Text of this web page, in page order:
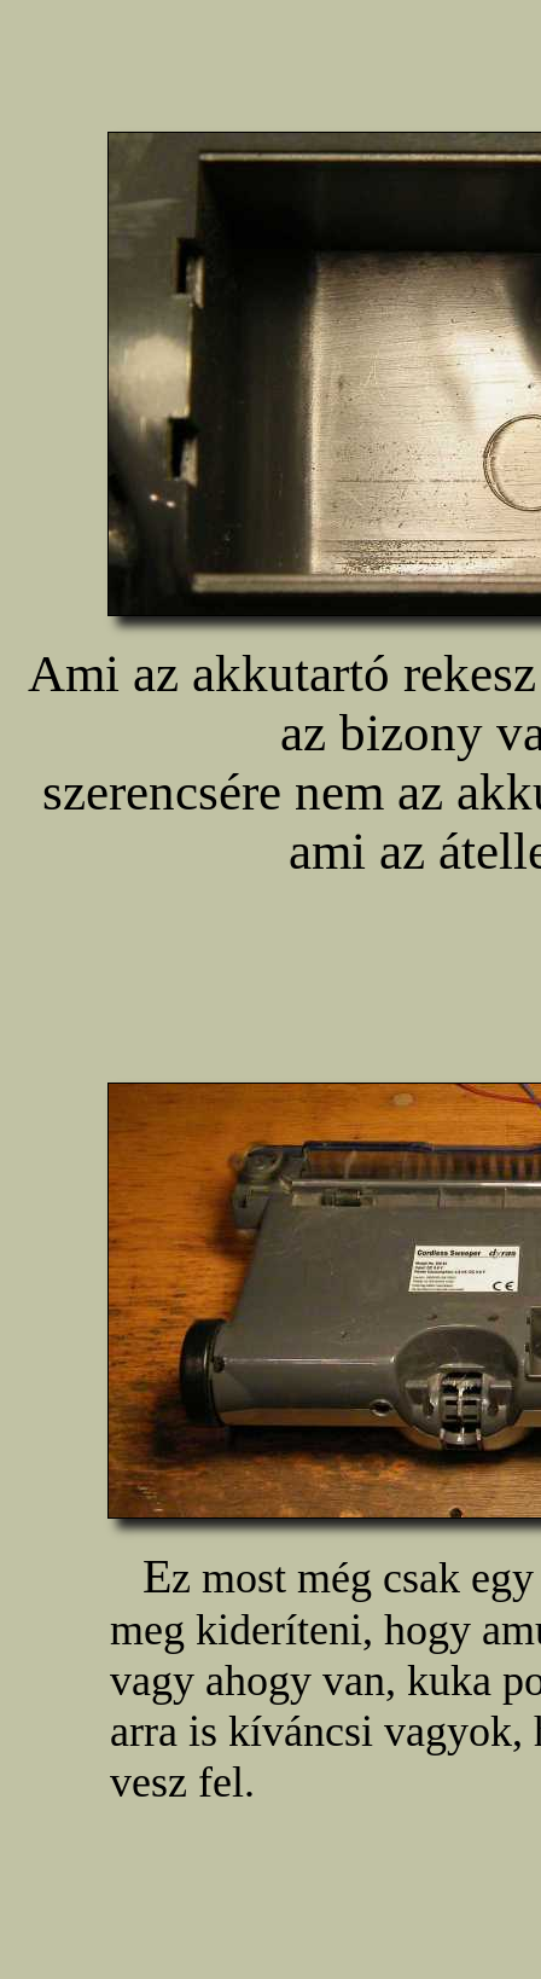
Ami az akkutartó
az bizony
szerencsére nem az
ami az
Ez most még csak
meg kideríteni, hogy
vagy ahogy van, kuka
arra is kíváncsi vagyok,
vesz fel.